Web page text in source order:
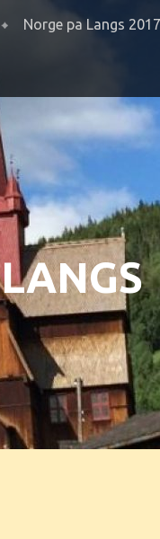
Norge pa Langs 2017